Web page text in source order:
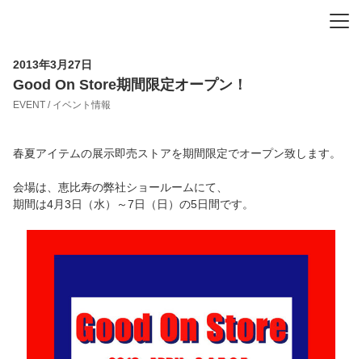
2013年3月27日
Good On Store期間限定オープン！
EVENT / イベント情報
春夏アイテムの展示即売ストアを期間限定でオープン致します。
会場は、恵比寿の弊社ショールームにて、
期間は4月3日（水）～7日（日）の5日間です。